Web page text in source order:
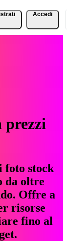
Accedi
prezzi
foto stock
da oltre
Offre a
risorse
fino al